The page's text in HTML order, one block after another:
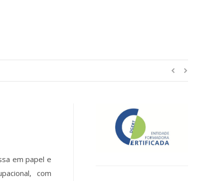
em papel e
com